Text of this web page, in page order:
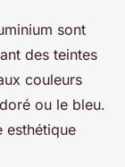
sont
des teintes
couleurs
ou le bleu.
esthétique